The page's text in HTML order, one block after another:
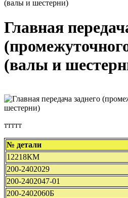
(валы и шестерни)
Главная
(валы и
ттттт
№ детали
12218КМ
200-2402029
200-2402047-01
200-2402060Б